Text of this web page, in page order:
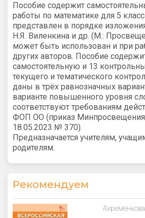
Пособие содержит
работы по математике для 5
представлен в порядке
Н.Я. Виленкина и др. (М.:
может быть использован и при
других авторов. Пособие
самостоятельную и 13
текущего и тематического
даны в трёх равнозначных
варианте повышенного уровня
соответствуют требованиям
ФОП ОО (приказ Минпросвещения
18.05.2023 № 370).
Предназначается учителям,
родителям.
Рекомендуем